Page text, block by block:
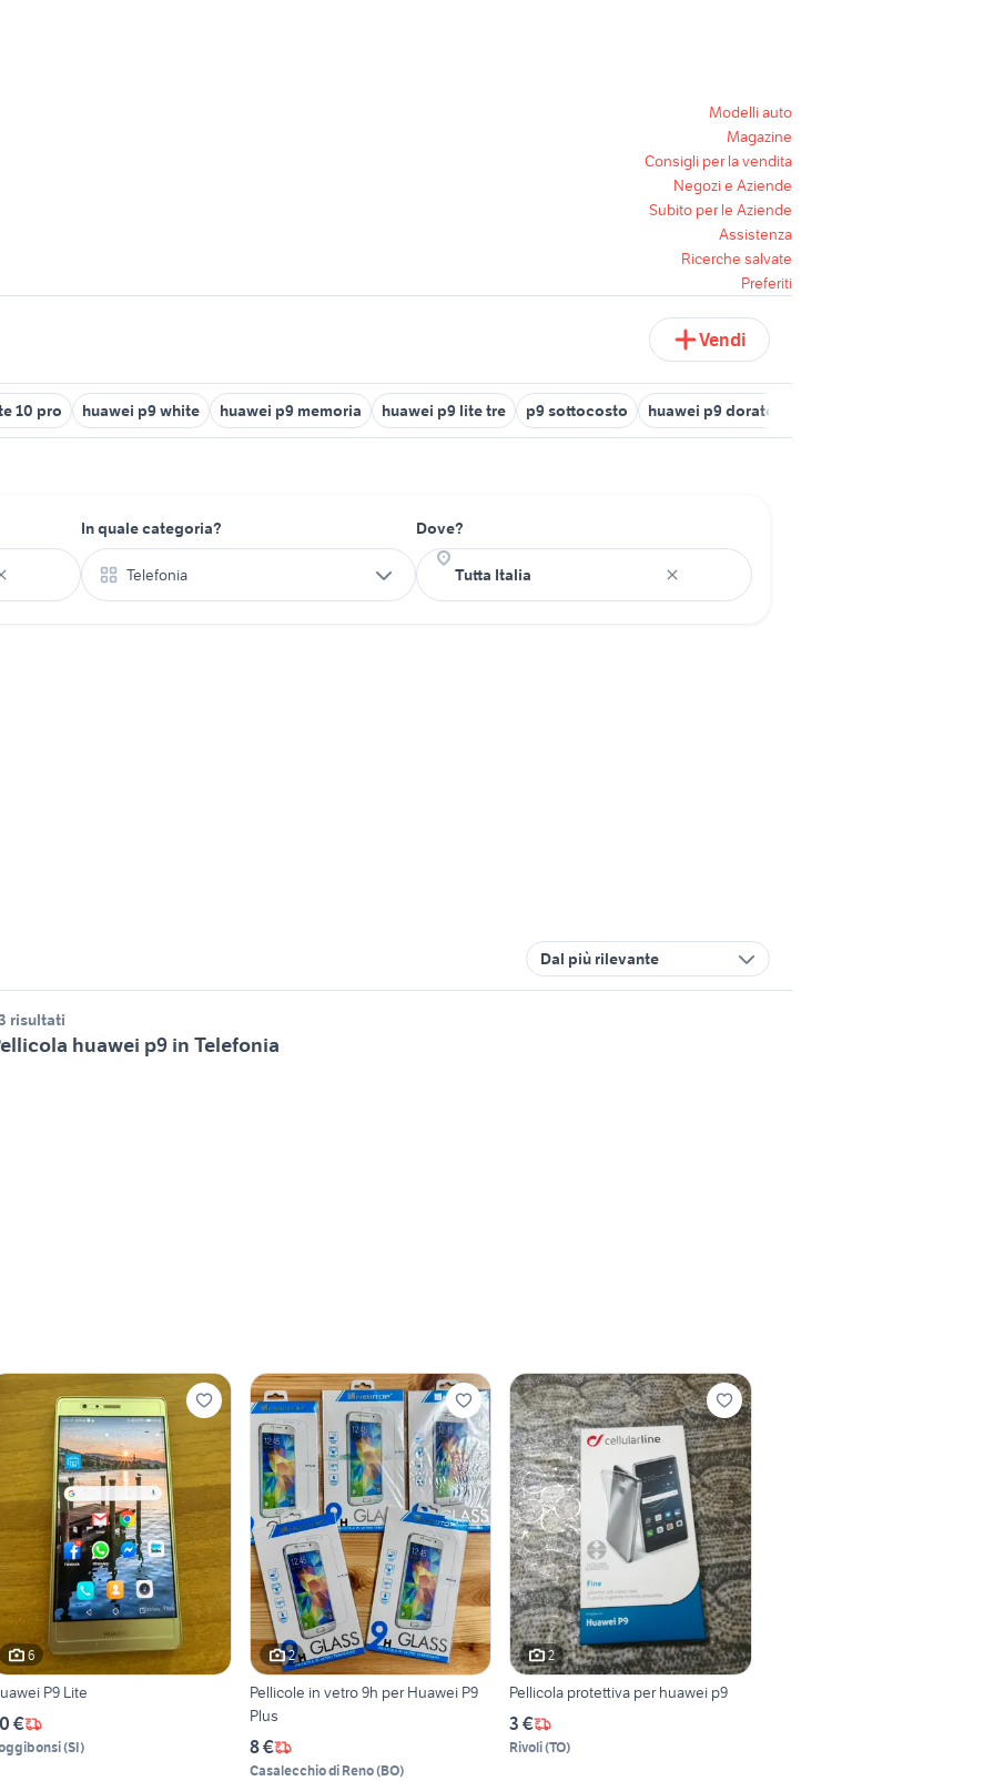
Modelli auto
Magazine
Consigli per la vendita
Negozi e Aziende
Subito per le Aziende
Assistenza
Ricerche salvate
Preferiti
Vendi
10 pro huawei p9 white huawei p9 memoria huawei p9 lite tre p9 sottocosto huawei p9 dorato
In quale categoria?
Telefonia
Dove?
Dal più rilevante
risultati
huawei p9 in Telefonia
6
P9 Lite
€
(SI)
2
Pellicole in vetro 9h per Huawei P9
Plus
8 €
Casalecchio di Reno(BO)
2
Pellicola protettiva per huawei p9
3 €
Rivoli(TO)